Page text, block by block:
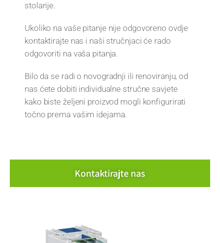
stolarije.
Ukoliko na vaše pitanje nije odgovoreno ovdje
kontaktirajte nas i naši stručnjaci će rado
odgovoriti na vaša pitanja.
Bilo da se radi o novogradnji ili renoviranju, od
nas ćete dobiti individualne stručne savjete
kako biste željeni proizvod mogli konfigurirati
točno prema vašim idejama.
Kontaktirajte nas